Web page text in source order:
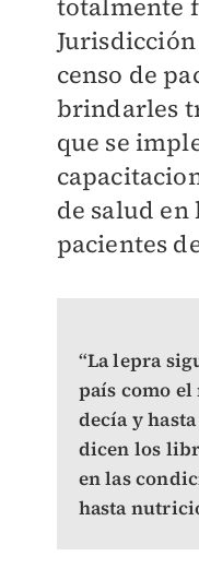
totalmente
censo de
brindarles
que se
de salud
pacientes
“La lepra
país como el
decía y
dicen los
en las
hasta